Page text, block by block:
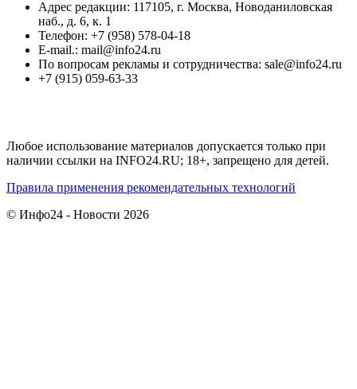
Адрес редакции: 117105, г. Москва, Новоданиловская
наб., д. 6, к. 1
Телефон: +7 (958) 578-04-18
E-mail.: mail@info24.ru
По вопросам рекламы и сотрудничества: sale@info24.ru
+7 (915) 059-63-33
Любое использование материалов допускается только при
наличии ссылки на INFO24.RU; 18+, запрещено для детей.
Правила применения рекомендательных технологий
© Инфо24 - Новости 2026